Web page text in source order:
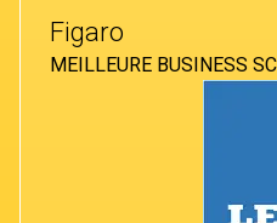
Figaro
MEILLEURE BUSINESS